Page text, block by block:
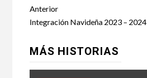
Post
navigation
Anterior
Integración Navideña 2023 – 2024
MÁS HISTORIAS